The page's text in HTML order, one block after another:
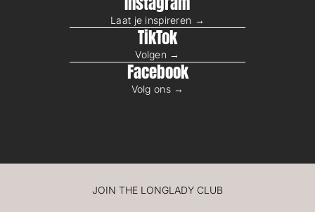
Laat je inspireren →
TikTok
Volgen →
Facebook
Volg ons →
JOIN THE LONGLADY CLUB